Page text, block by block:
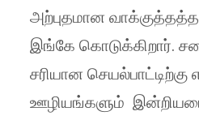
அற்புதமான
இங்கே கொடுக்கிறார்.
சரியான
ஊழியங்களும்